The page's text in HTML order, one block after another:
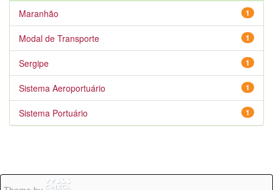
1
Maranhão
1
Modal de Transporte
1
Sergipe
1
Sistema Aeroportuário
1
Sistema Portuário